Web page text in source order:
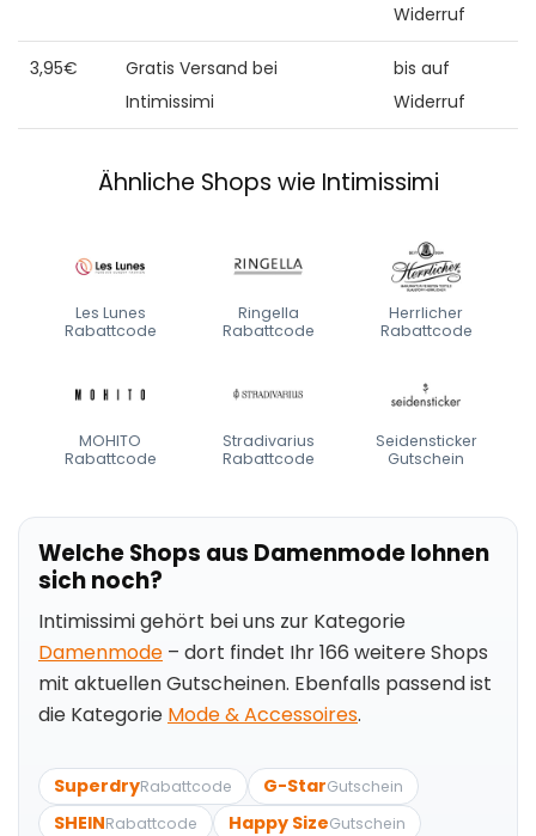
Widerruf
3,95€
Gratis Versand bei
Intimissimi
bis auf
Widerruf
Ähnliche Shops wie Intimissimi
Les Lunes
Rabattcode
Ringella
Rabattcode
Herrlicher
Rabattcode
MOHITO
Rabattcode
Stradivarius
Rabattcode
Seidensticker
Gutschein
Welche Shops aus Damenmode lohnen
sich noch?
Intimissimi gehört bei uns zur Kategorie
Damenmode – dort findet Ihr 166 weitere Shops
mit aktuellen Gutscheinen. Ebenfalls passend ist
die Kategorie Mode & Accessoires.
SuperdryRabattcode G-StarGutschein
SHEINRabattcode Happy SizeGutschein